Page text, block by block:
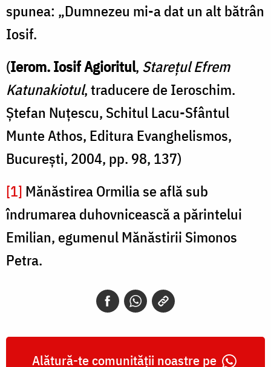
spunea: „Dumnezeu mi-a dat un alt bătrân
Iosif.
(Ierom. Iosif Agioritul, Stareţul Efrem
Katunakiotul, traducere de Ieroschim.
Ştefan Nuţescu, Schitul Lacu-Sfântul
Munte Athos, Editura Evanghelismos,
Bucureşti, 2004, pp. 98, 137)
[1] Mănăstirea Ormilia se află sub
îndrumarea duhovnicească a părintelui
Emilian, egumenul Mănăstirii Simonos
Petra.
Alătură-te comunității noastre pe